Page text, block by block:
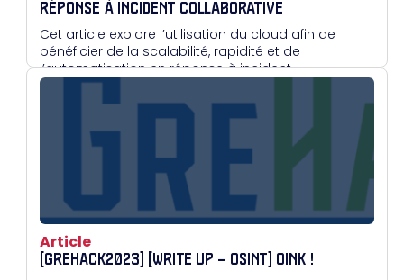
RÉPONSE À INCIDENT COLLABORATIVE
Cet article explore l’utilisation du cloud afin de
bénéficier de la scalabilité, rapidité et de
l’automatisation en réponse à incident.
Article
[GREHACK2023] [WRITE UP – OSINT] OINK !